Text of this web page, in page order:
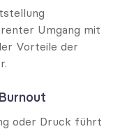
Umgang mit
Vorteile der
oder Druck führt